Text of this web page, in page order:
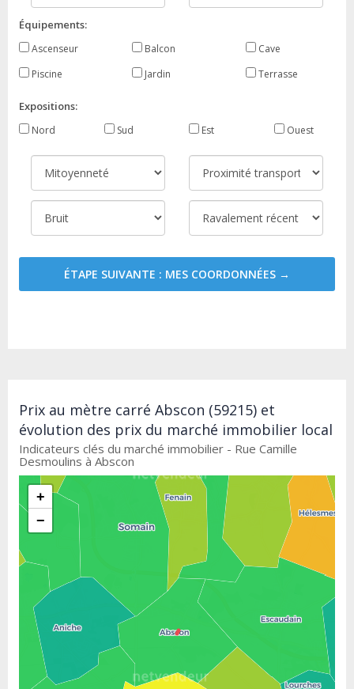
Équipements:
Ascenseur Balcon
Cave
Piscine
Jardin Terrasse
Expositions:
Nord Sud Est Ouest
ÉTAPE SUIVANTE : MES COORDONNÉES →
Prix au mètre carré Abscon (59215) et
évolution des prix du marché immobilier local
Indicateurs clés du marché immobilier - Rue Camille
Desmoulins à Abscon
+
−